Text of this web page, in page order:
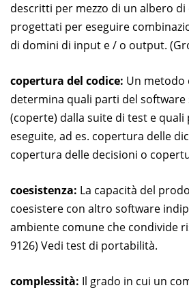
descritti per mezzo di un albero di
progettati per eseguire
di domini di input e / o output.
copertura del codice: Un metodo
determina quali parti del
(coperte) dalla suite di test e
eseguite, ad es. copertura delle
copertura delle decisioni o
coesistenza: La capacità del
coesistere con altro software
ambiente comune che condivide
9126) Vedi test di portabilità.
complessità: Il grado in cui un